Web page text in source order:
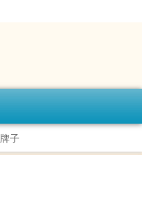
子